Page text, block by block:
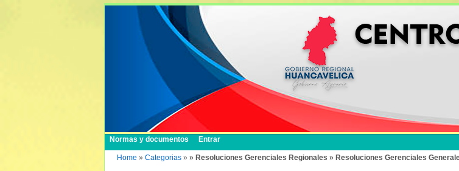
Normas y documentos Entrar
Home » Categorias » » Resoluciones Gerenciales Regionales » Resoluciones Gerenciales